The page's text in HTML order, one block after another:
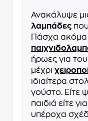
Ανακάλυψε
λαμπάδες
Πάσχα ακόμα
ήρωες για
μέχρι
ιδιαίτερα
γούστο. Είτε
παιδιά είτε
υπέροχα